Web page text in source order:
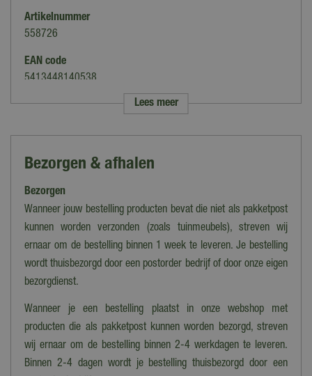
Artikelnummer
558726
EAN code
5413448140538
Merk
Siertuin meststoffen
Geschikt voor
Bladhoudende heesters
Werking
Dosis
0,6 - 1,5 kg / 10 m²
Oppervlakte
Lees meer
Bezorgen & afhalen
Bezorgen
Wanneer jouw bestelling producten bevat die niet als pakketpost
kunnen worden verzonden (zoals tuinmeubels), streven wij
ernaar om de bestelling binnen 1 week te leveren. Je bestelling
wordt thuisbezorgd door een postorder bedrijf of door onze eigen
bezorgdienst.
Wanneer je een bestelling plaatst in onze webshop met
producten die als pakketpost kunnen worden bezorgd, streven
wij ernaar om de bestelling binnen 2-4 werkdagen te leveren.
Binnen 2-4 dagen wordt je bestelling thuisbezorgd door een